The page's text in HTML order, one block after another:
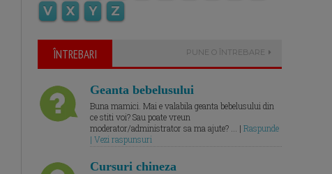
V
X Y Z
ÎNTREBARI PUNE O ÎNTREBARE
Geanta bebelusului
Buna mamici. Mai e valabila geanta bebelusului din
ce stiti voi? Sau poate vreun
moderator/administrator sa ma ajute? ... | Raspunde
| Vezi raspunsuri
Cursuri chineza